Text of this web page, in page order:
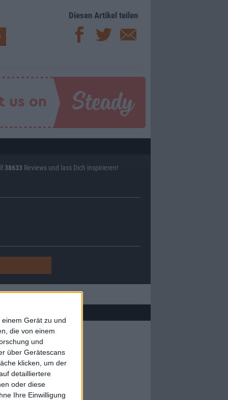
Gerät zu und
die von einem
und
über Gerätescans
klicken, um der
detailliertere
oder diese
Ihre Einwilligung
Diesen Artikel teilen
38633 Reviews und lass Dich inspirieren!